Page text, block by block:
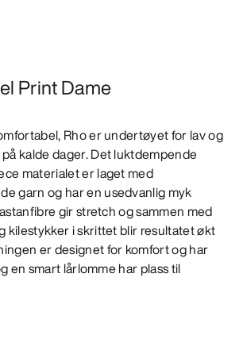
Print Dame
Rho er undertøyet for lav og
kalde dager. Det luktdempende
materialet er laget med
garn og har en usedvanlig myk
gir stretch og sammen med
kilestykker i skrittet blir resultatet økt
er designet for komfort og har
en smart lårlomme har plass til